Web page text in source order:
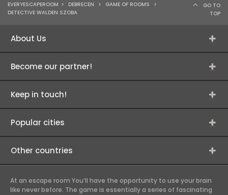
EVERYESCAPEROOM > DEBRECEN > GAME OF ROOMS
>
DETECTIVE WALDEN SZOBA
GO TO
TOP
About Us
Become our partner!
Keep in touch!
Popular cities
Other countries
At an escape room You’ll have the opportunity to use your brain
like never before. The game is essentially a series of fascinating